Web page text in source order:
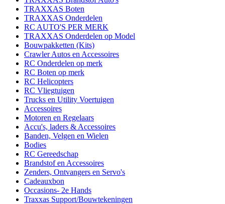
TRAXXAS Boten
TRAXXAS Onderdelen
RC AUTO'S PER MERK
TRAXXAS Onderdelen op Model
Bouwpakketten (Kits)
Crawler Autos en Accessoires
RC Onderdelen op merk
RC Boten op merk
RC Helicopters
RC Vliegtuigen
Trucks en Utility Voertuigen
Accessoires
Motoren en Regelaars
Accu's, laders & Accessoires
Banden, Velgen en Wielen
Bodies
RC Gereedschap
Brandstof en Accessoires
Zenders, Ontvangers en Servo's
Cadeauxbon
Occasions- 2e Hands
Traxxas Support/Bouwtekeningen